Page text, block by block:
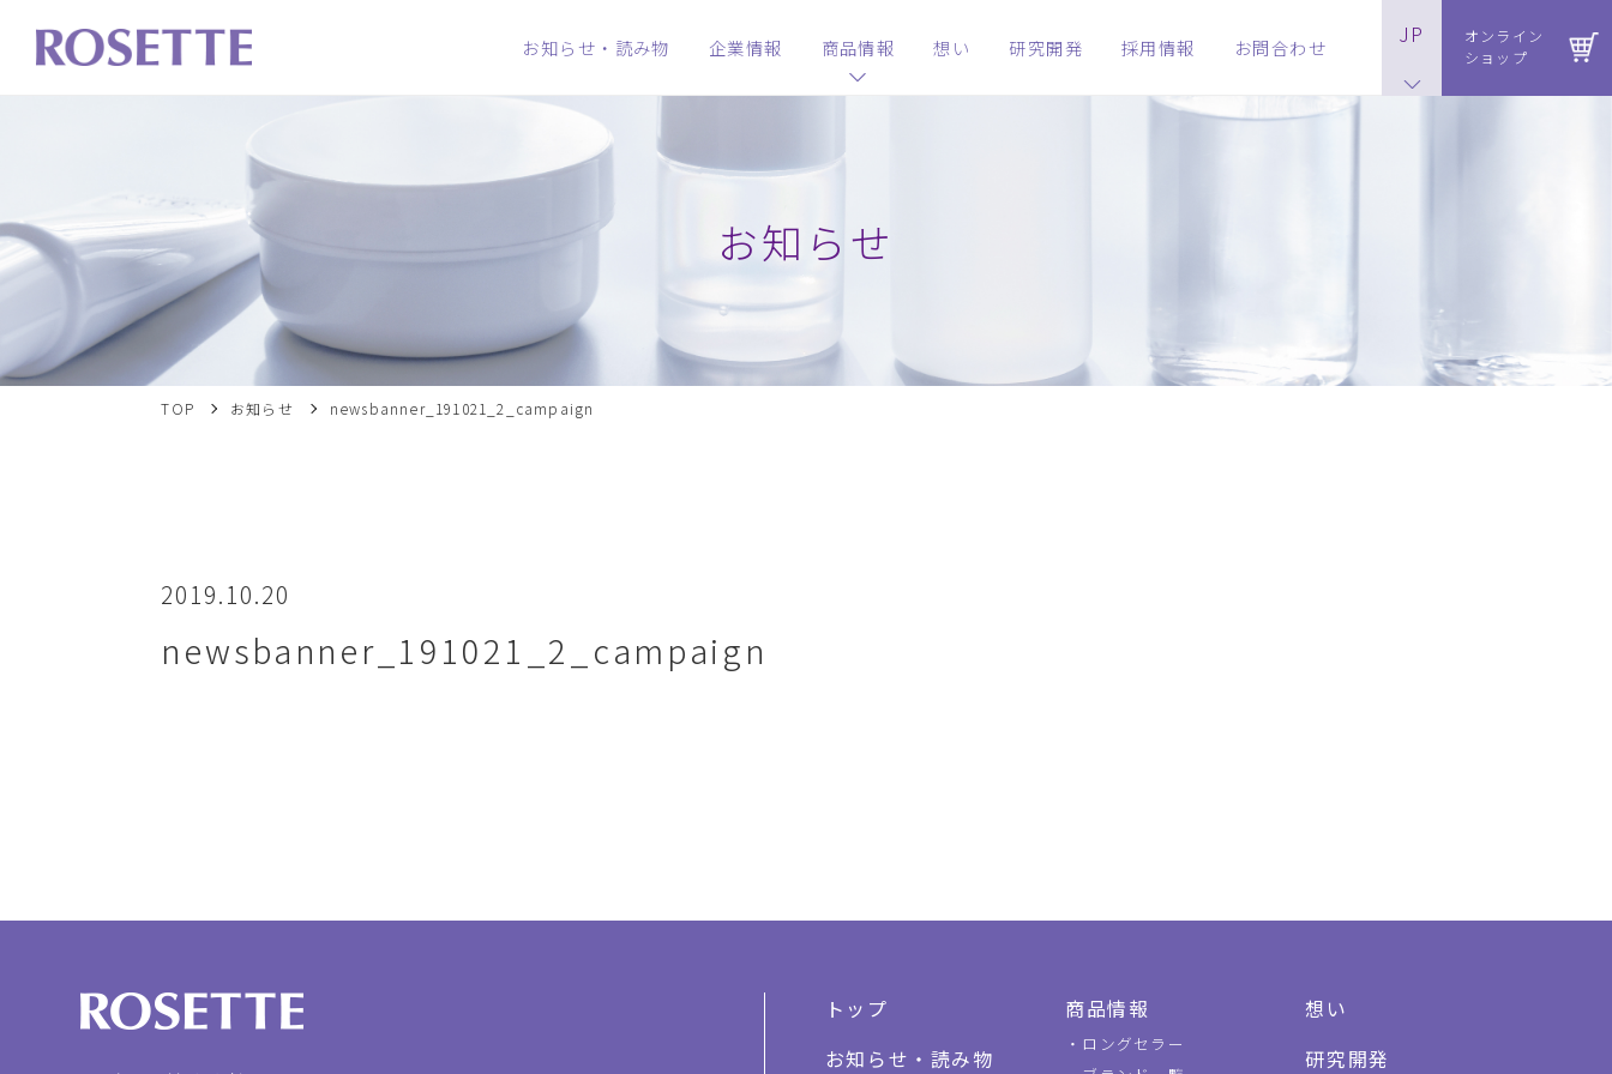
お知らせ・読み物 企業情報 商品情報 想い 研究開発 採用情報 お問合わせ JP
オンライン
ショップ
お知らせ
TOP お知らせ newsbanner_191021_2_campaign
2019.10.20
newsbanner_191021_2_campaign
トップ
お知らせ・読み物
商品情報
ロングセラー
想い
研究開発